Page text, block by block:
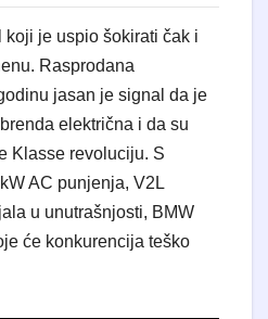
koji je uspio šokirati čak i
Rasprodana
jasan je signal da je
električna i da su
Klasse revoluciju. S
AC punjenja, V2L
u unutrašnjosti, BMW
će konkurencija teško